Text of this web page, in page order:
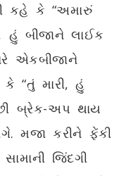
કહે કે “અમારું
બીજાને લાઈક
એકબીજાને
“તું મારી, હું
બ્રેક-અપ થાય
મજા કરીને ફેંકી
જિંદગી